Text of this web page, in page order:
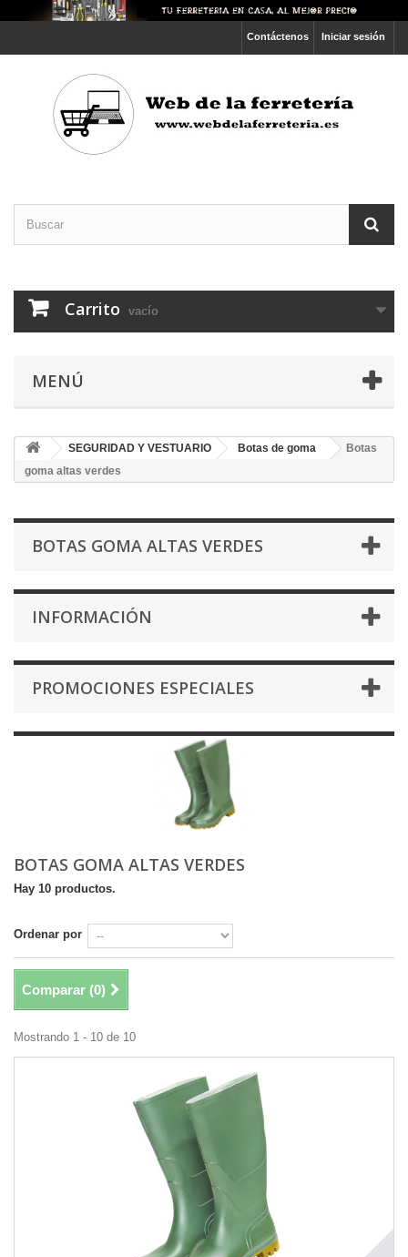
Iniciar sesión
Contáctenos
Carrito vacío
MENÚ
SEGURIDAD Y VESTUARIO Botas de goma
Botas
goma altas verdes
BOTAS GOMA ALTAS VERDES
INFORMACIÓN
PROMOCIONES ESPECIALES
BOTAS GOMA ALTAS VERDES
Hay 10 productos.
Ordenar por
Comparar (0)
Mostrando 1 - 10 de 10